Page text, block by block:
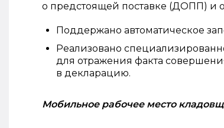
о предстоящей поставке (ДОПП) и
Поддержано автоматическое
Реализовано
для отражения факта
в декларацию.
Мобильное рабочее место